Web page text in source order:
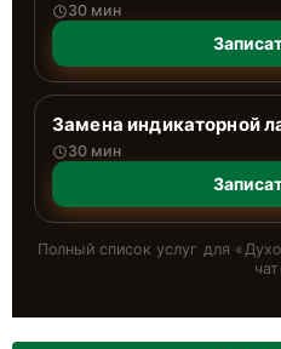
30 мин
Замена индикаторной
30 мин
Полный список услуг для «